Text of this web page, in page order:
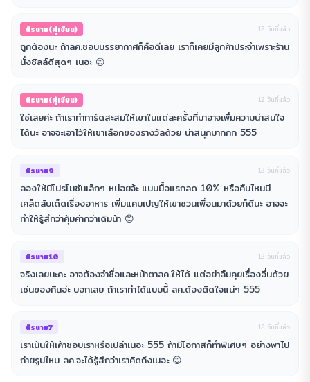
นิรนาม(ผู้เขียน) 12 วันที่แล้ว
ถูกต้องนะ ถ้าลค.ชอบบรรยากาศก็คือดีเลย เราก็เคยมีลูกค้าประจำเพราะร้าน
นั่งชิลล์ดีสุดๆ เนอะ 😊
นิรนาม(ผู้เขียน) 12 วันที่แล้ว
ใช่เลยค่ะ ถ้าเราทำการ์ดสะสมให้เขาในแต่ละครั้งที่มาอาจเพิ่มความน่าสนใจ
ได้นะ อาจจะเอาไว้ให้เขาเลือกของรางวัลด้วย น่าสนุกมากกก 555
นิรนาม9 12 วันที่แล้ว
ลองให้มีโปรโมชันเล็กๆ หน่อยจ้ะ แบบมื้อแรกลด 10% หรือคืนไหนมี
เคล็ดลับเด็ดเรื่องอาหาร เพิ่มแคมเปญให้เขาชวนเพื่อนมาด้วยก็ดีนะ อาจจะ
ทำให้รู้สึกว่าคุ้มค่ากว่าเดิมน้า 😊
นิรนาม10 12 วันที่แล้ว
จริงเลยนะคะ อาจต้องจำชื่อและหน้าตาลค.ให้ได้ แต่อย่าลืมคุยเรื่องอื่นด้วย
เช่นของกินอ่ะ บอกเลย ถ้าเราทำได้แบบนี้ ลค.ต้องติดใจแน่ๆ 555
นิรนาม7 12 วันที่แล้ว
เราเน้นให้เค้าชอบเราหรือเปล่าเนอะ 555 ถ้ามีโอกาสก็ทำพิเศษๆ อย่างพาไป
ถ่ายรูปไหม ลค.จะได้รู้สึกว่าเราคิดถึงเนอะ 😊